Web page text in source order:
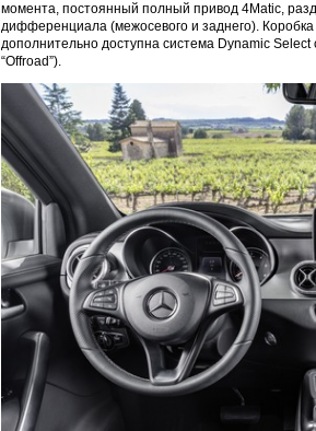
момента, постоянный полный привод 4Matic,
дифференциала (межосевого и заднего). Коробка
дополнительно доступна система Dynamic Select
“Offroad”).